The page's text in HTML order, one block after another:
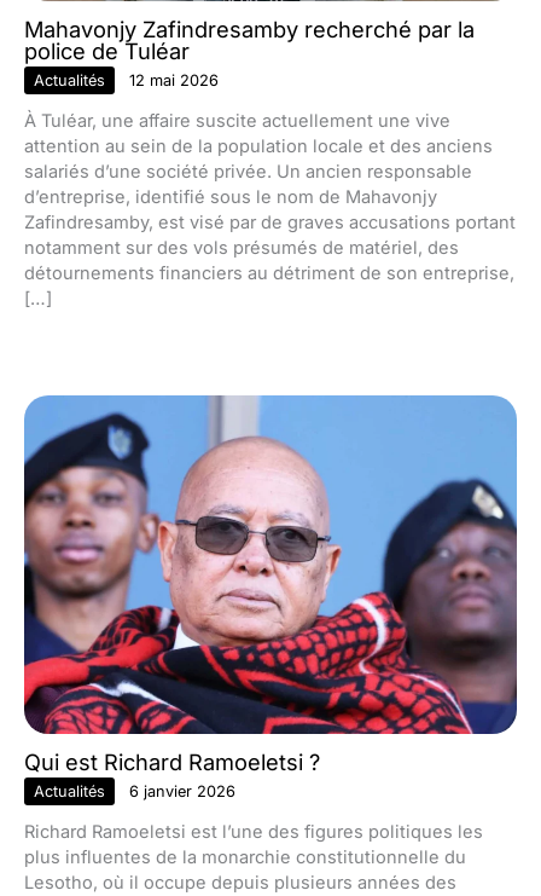
Mahavonjy Zafindresamby recherché par la
police de Tuléar
Actualités 12 mai 2026
À Tuléar, une affaire suscite actuellement une vive
attention au sein de la population locale et des anciens
salariés d’une société privée. Un ancien responsable
d’entreprise, identifié sous le nom de Mahavonjy
Zafindresamby, est visé par de graves accusations portant
notamment sur des vols présumés de matériel, des
détournements financiers au détriment de son entreprise,
[…]
Qui est Richard Ramoeletsi ?
Actualités 6 janvier 2026
Richard Ramoeletsi est l’une des figures politiques les
plus influentes de la monarchie constitutionnelle du
Lesotho, où il occupe depuis plusieurs années des